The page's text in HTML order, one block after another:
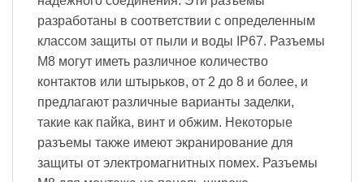
разработаны в соответствии с определенным
классом защиты от пыли и воды IP67. Разъемы
M8 могут иметь различное количество
контактов или штырьков, от 2 до 8 и более, и
предлагают различные варианты заделки,
такие как пайка, винт и обжим. Некоторые
разъемы также имеют экранирование для
защиты от электромагнитных помех. Разъемы